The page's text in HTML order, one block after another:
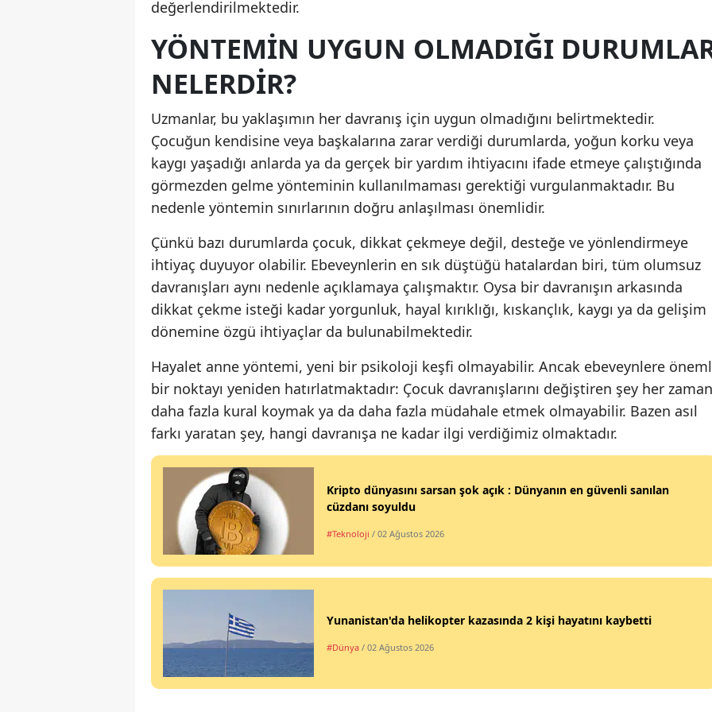
Siirt
Sivas
Tekirdağ
Tokat
Tunceli
Şanlıurfa
Uşak
Yozgat
Zonguldak
Bayburt
Batman
Şırnak
değerlendirilmektedir.
YÖNTEMIN UYGUN OLMADIĞI
NELERDIR?
Uzmanlar, bu yaklaşımın her davranış için uygun olmadığını belirtmektedir.
Çocuğun kendisine veya başkalarına zarar verdiği durumlarda, yoğun korku veya
kaygı yaşadığı anlarda ya da gerçek bir yardım ihtiyacını ifade etmeye çalıştığında
görmezden gelme yönteminin kullanılmaması gerektiği vurgulanmaktadır. Bu
nedenle yöntemin sınırlarının doğru anlaşılması önemlidir.
Çünkü bazı durumlarda çocuk, dikkat çekmeye değil, desteğe ve yönlendirmeye
ihtiyaç duyuyor olabilir. Ebeveynlerin en sık düştüğü hatalardan biri, tüm olumsuz
davranışları aynı nedenle açıklamaya çalışmaktır. Oysa bir davranışın arkasında
dikkat çekme isteği kadar yorgunluk, hayal kırıklığı, kıskançlık, kaygı ya da gelişim
dönemine özgü ihtiyaçlar da bulunabilmektedir.
Hayalet anne yöntemi, yeni bir psikoloji keşfi olmayabilir. Ancak ebeveynlere
bir noktayı yeniden hatırlatmaktadır: Çocuk davranışlarını değiştiren şey her zaman
daha fazla kural koymak ya da daha fazla müdahale etmek olmayabilir. Bazen asıl
farkı yaratan şey, hangi davranışa ne kadar ilgi verdiğimiz olmaktadır.
Kripto dünyasını sarsan şok açık : Dünyanın en güvenli sanılan
cüzdanı soyuldu
#Teknoloji / 02 Ağustos 2026
Yunanistan'da helikopter kazasında 2 kişi hayatını kaybetti
#Dünya / 02 Ağustos 2026